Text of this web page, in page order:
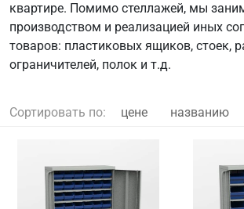
квартире. Помимо стеллажей, мы
производством и реализацией иных
товаров: пластиковых ящиков, стоек,
ограничителей, полок и т.д.
Сортировать по: цене названию